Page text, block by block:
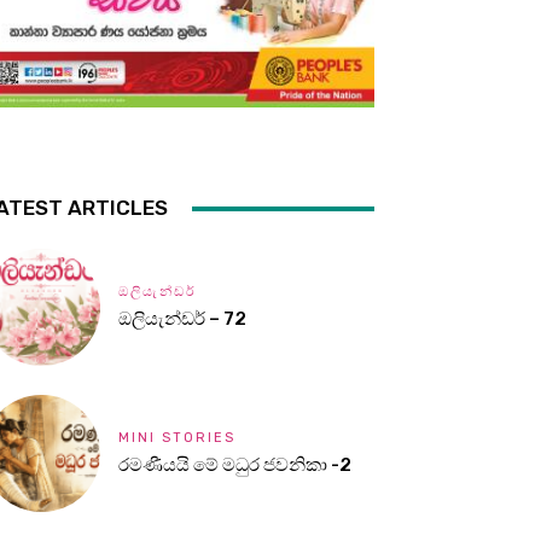
ARTICLES
ඔලියැන්ඩර්
ඔලියැන්ඩර් – 72
MINI STORIES
රමණීයයි මේ මධුර ජවනිකා -2